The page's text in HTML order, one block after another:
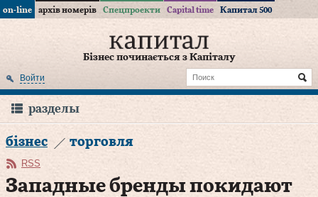
on-line архів номерів Спецпроекти Capital time Капитал 500
Бізнес починається з Капіталу
Войти
разделы
бізнес торговля
RSS
Западные бренды покидают